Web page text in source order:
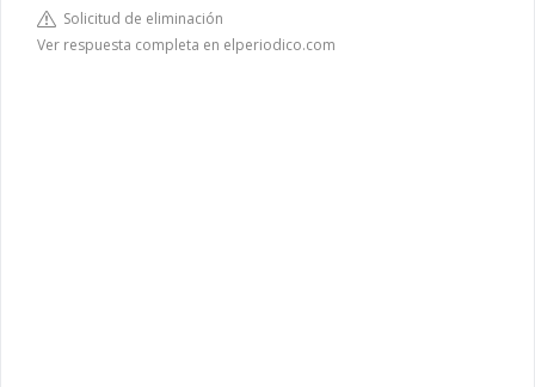
Solicitud de eliminación
Ver respuesta completa en elperiodico.com